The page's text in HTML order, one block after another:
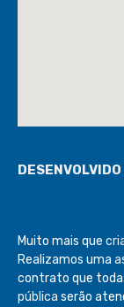
DESENVOLVIDO
Muito mais que
Realizamos uma
contrato que
pública serão